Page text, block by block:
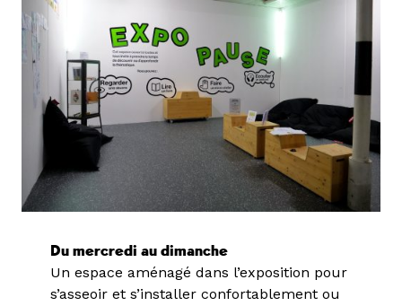
Du mercredi au dimanche
Un espace aménagé dans l’exposition pour
s’asseoir et s’installer confortablement ou